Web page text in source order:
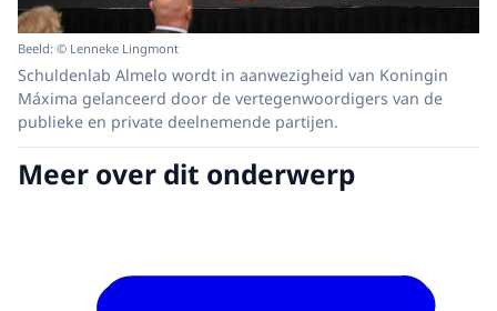
Beeld: © Lenneke Lingmont
Schuldenlab Almelo wordt in aanwezigheid van Koningin
Máxima gelanceerd door de vertegenwoordigers van de
publieke en private deelnemende partijen.
Meer over dit onderwerp